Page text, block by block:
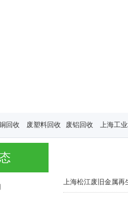
回收 废塑料回收 废铝回收 上海工
上海松江废旧金属再